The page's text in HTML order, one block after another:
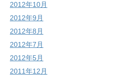
2012年10月
2012年9月
2012年8月
2012年7月
2012年5月
2011年12月